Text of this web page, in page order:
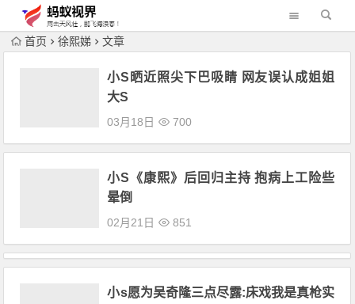
首页 徐熙娣 文章
小S晒近照尖下巴吸睛 网友误认成姐姐
大S
03月18日 700
小S《康熙》后回归主持 抱病上工险些
晕倒
02月21日 851
小s愿为吴奇隆三点尽露:床戏我是真枪实